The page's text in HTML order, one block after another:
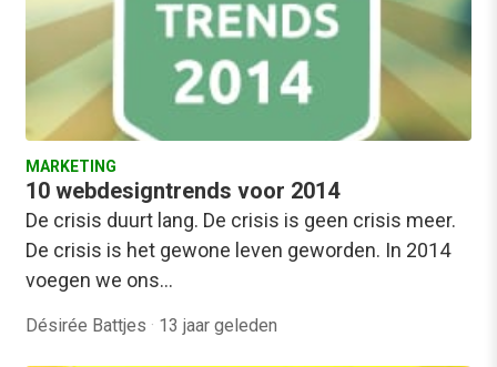
MARKETING
10 webdesigntrends voor 2014
De crisis duurt lang. De crisis is geen crisis meer.
De crisis is het gewone leven geworden. In 2014
voegen we ons…
Désirée Battjes · 13 jaar geleden